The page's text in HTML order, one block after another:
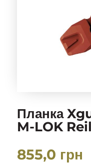
Планка
M-LOK
855,0 грн